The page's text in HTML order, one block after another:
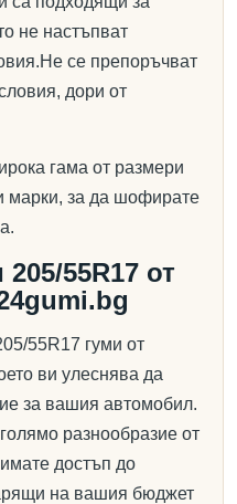
не настъпват
се препоръчват
дори от
гама от размери
марки, за да шофирате
55R17 от
55R17 гуми от
ви улеснява да
за вашия автомобил.
разнообразие от
достъп до
на вашия бюджет